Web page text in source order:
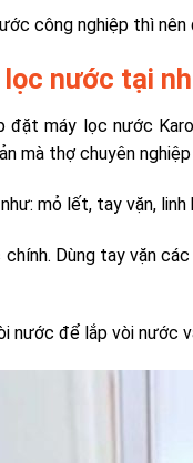
công nghiệp thì
nước tại
đặt máy lọc nước
mà thợ chuyên
mỏ lết, tay vặn,
Dùng tay vặn
nước để lắp vòi nước